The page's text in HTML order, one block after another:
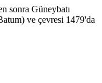
sonra Güneybatı
ve çevresi 1479'da